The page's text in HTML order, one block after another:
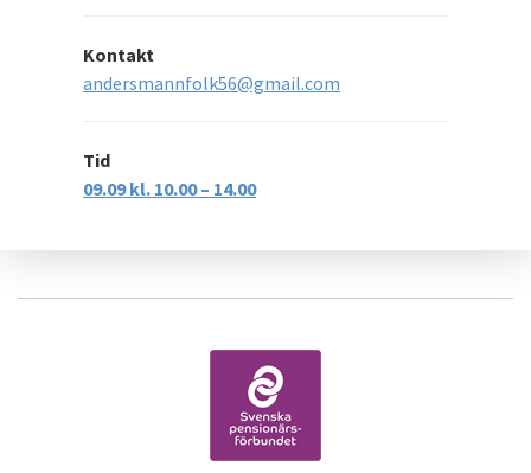
Kontakt
andersmannfolk56@gmail.com
Tid
09.09 kl. 10.00 – 14.00